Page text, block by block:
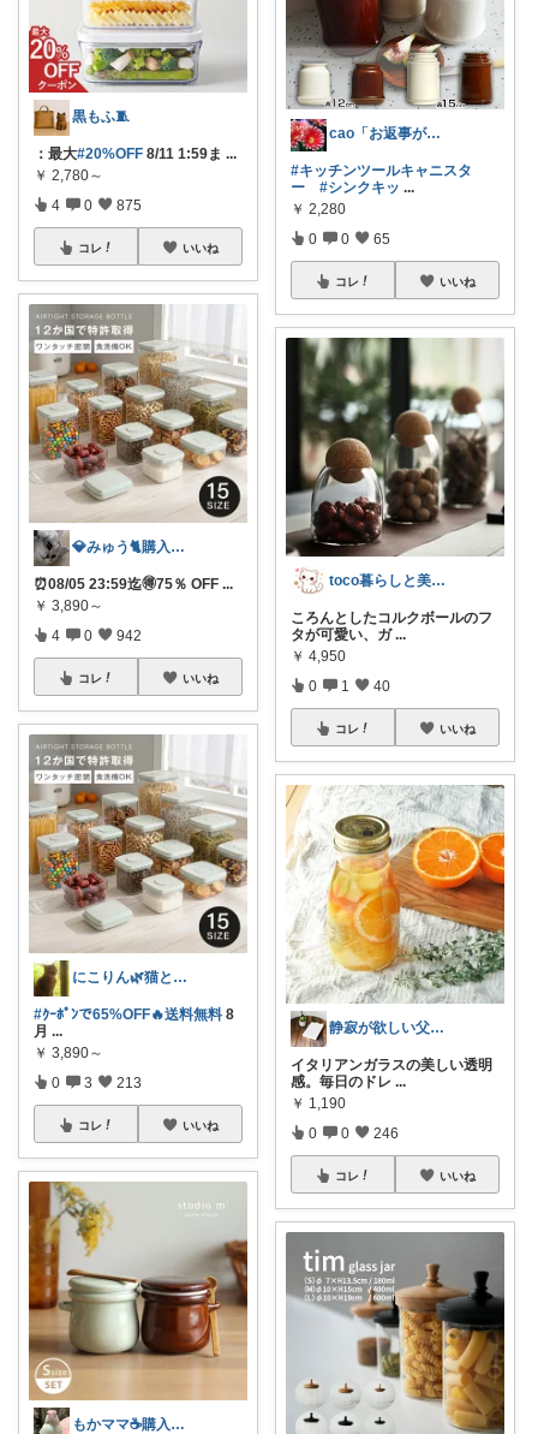
黒もふ🧵
：最大#20%OFF 8/11 1:59ま ...
￥ 2,780～
4 0 875
コレ いいね
💎みゅう🐈購入感謝(❀ᴗ͈ˬᴗ͈)⁾
⏰08/05 23:59迄🉐75％ OFF ...
￥ 3,890～
4 0 942
コレ いいね
にこりん🌿猫と暮らす主婦のROOM😹
#ｸｰﾎﾟﾝで65%OFF🔥送料無料 8
月 ...
￥ 3,890～
0 3 213
コレ いいね
もかママ☕️購入ありがとうございます💕
cao「お返事が出来ずごめんなさい」
#キッチンツールキャニスタ
ー
#シンクキッ ...
￥ 2,280
0 0 65
コレ いいね
toco暮らしと美容の厳選ROOM
ころんとしたコルクボールのフ
タが可愛い、ガ ...
￥ 4,950
0 1 40
コレ いいね
静寂が欲しい父🍀憧れの無骨な暮らし
イタリアンガラスの美しい透明
感。毎日のドレ ...
￥ 1,190
0 0 246
コレ いいね